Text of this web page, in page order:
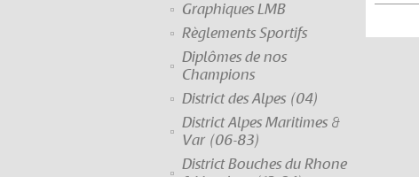
Graphiques LMB
Règlements Sportifs
Diplômes de nos
Champions
District des Alpes (04)
District Alpes Maritimes &
Var (06-83)
District Bouches du Rhone